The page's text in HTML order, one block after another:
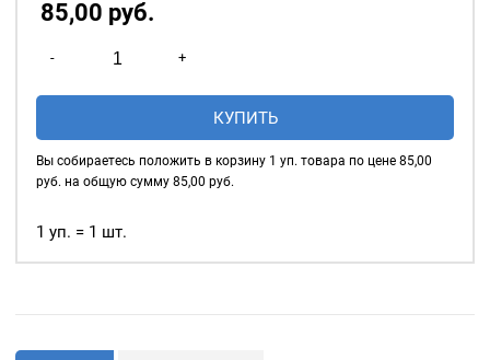
люверсов
— укрепление
продеваются верёвки,
шнуры, тесьма, тросы и т.
используются для
Сфера применения
люверсов очень обширная:
85,00 руб.
-
товара
Люверсы
уп.
шт,
+
КУПИТЬ
Вы собираетесь положить в корзину 1 уп. товара по цене 85,00
руб. на общую сумму 85,00 руб.
1 уп. = 1 шт.